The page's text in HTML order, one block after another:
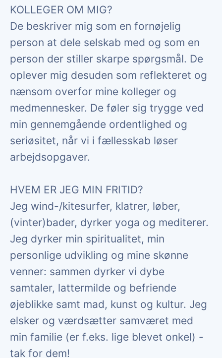
KOLLEGER OM MIG?
De beskriver mig som en fornøjelig
person at dele selskab med og som en
person der stiller skarpe spørgsmål. De
oplever mig desuden som reflekteret og
nænsom overfor mine kolleger og
medmennesker. De føler sig trygge ved
min gennemgående ordentlighed og
seriøsitet, når vi i fællesskab løser
arbejdsopgaver.
HVEM ER JEG MIN FRITID?
Jeg wind-/kitesurfer, klatrer, løber,
(vinter)bader, dyrker yoga og mediterer.
Jeg dyrker min spiritualitet, min
personlige udvikling og mine skønne
venner: sammen dyrker vi dybe
samtaler, lattermilde og befriende
øjeblikke samt mad, kunst og kultur. Jeg
elsker og værdsætter samværet med
min familie (er f.eks. lige blevet onkel) -
tak for dem!